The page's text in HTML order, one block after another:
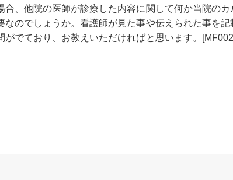
合、他院の医師が診療した内容に関して何か当院の
なのでしょうか。看護師が見た事や伝えられた事を
がでており、お教えいただければと思います。